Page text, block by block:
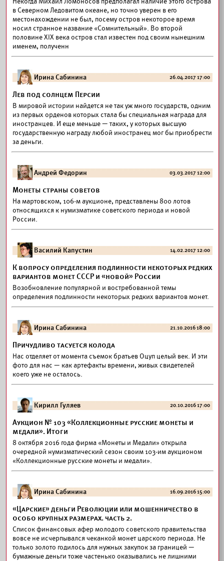
в Северном Ледовитом океане, но точно уверен в его
местонахождении не был, посему остров некоторое время
носил странное название «Сомнительный». Во второй
половине XIX века остров стал известен под своим нынешним
именем, полученн
Ирина Сабинина 26.04.2017 17:00
Лев под солнцем Персии
В мировой истории найдется не так уж много государств, одним
из первых орденов которых стала бы специальная награда для
иностранцев. И еще меньше — таких, у которых высшую
государственную награду любой иностранец мог бы приобрести
за деньги.
Андрей Федорин 03.03.2017 12:00
Монеты страны советов
На мартовском, 106-м аукционе, представлены 800 лотов
относящихся к нумизматике советского периода и новой
России.
Василий Капустин 14.02.2017 12:00
К вопросу определения подлинности некоторых редких
вариантов монет СССР и «новой» России
Возобновление популярной и востребованной темы
определения подлинности некоторых редких вариантов монет.
Ирина Сабинина 21.10.2016 18:00
Причудливо тасуется колода
Нас отделяет от момента съемок братьев Оцуп целый век. И эти
фото для нас — как артефакты времени, живых свидетелей
коего уже не осталось.
Кирилл Гуляев 20.10.2016 17:00
Аукцион № 103 «Коллекционные русские монеты и
медали». Итоги
8 октября 2016 года фирма «Монеты и Медали» открыла
очередной нумизматический сезон своим 103-им аукционом
«Коллекционные русские монеты и медали».
Ирина Сабинина 16.09.2016 15:00
«Царские» деньги Революции или мошенничество в
особо крупных размерах. часть 2.
Список финансовых афер молодого советского правительства
вовсе не исчерпывался чеканкой монет царского периода. Не
только золото годилось для нужных закупок за границей —
бумажные деньги тоже частенько оказывались не лишними